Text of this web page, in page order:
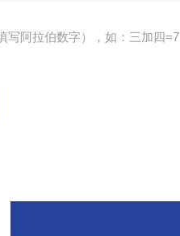
写阿拉伯数字），如：三加四=7